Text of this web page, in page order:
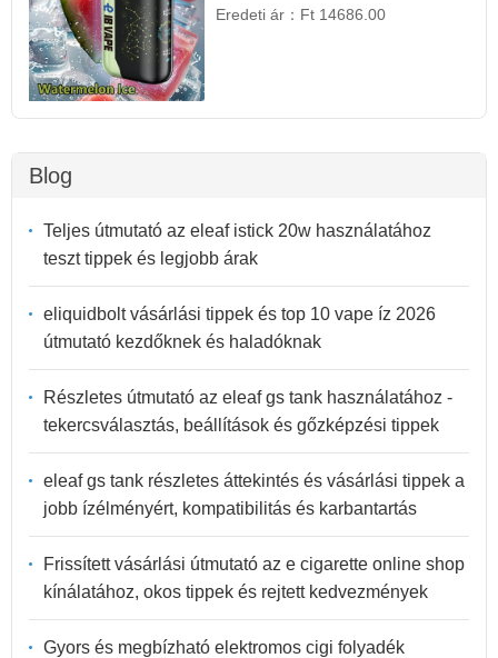
Eredeti ár： Ft 14686.00
Blog
Teljes útmutató az eleaf istick 20w használatához
teszt tippek és legjobb árak
eliquidbolt vásárlási tippek és top 10 vape íz 2026
útmutató kezdőknek és haladóknak
Részletes útmutató az eleaf gs tank használatához -
tekercsválasztás, beállítások és gőzképzési tippek
eleaf gs tank részletes áttekintés és vásárlási tippek a
jobb ízélményért, kompatibilitás és karbantartás
Frissített vásárlási útmutató az e cigarette online shop
kínálatához, okos tippek és rejtett kedvezmények
Gyors és megbízható elektromos cigi folyadék